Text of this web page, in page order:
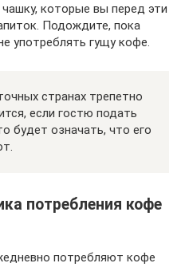
которые вы перед эти
Подождите, пока
употреблять гущу кофе.
странах трепетно
если гостю подать
будет означать, что его
потребления кофе
потребляют кофе